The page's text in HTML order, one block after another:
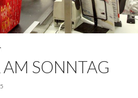
SONNTAG